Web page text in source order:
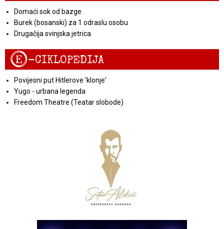
Domaći sok od bazge
Burek (bosanski) za 1 odraslu osobu
Drugačija svinjska jetrica
E-CIKLOPEDIJA
Povijesni put Hitlerove 'klonje'
Yugo - urbana legenda
Freedom Theatre (Teatar slobode)